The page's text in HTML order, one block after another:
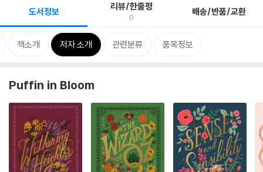
도서정보 리뷰/한줄평
0 배송/반품/교환
책소개 저자 소개 관련분류 품목정보
Puffin in Bloom